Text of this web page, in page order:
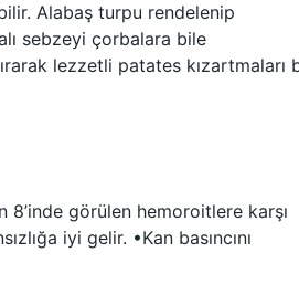
Alabaş turpu rendelenip
sebzeyi çorbalara bile
lezzetli patates kızartmaları
8’inde görülen hemoroitlere karşı
iyi gelir. •Kan basıncını